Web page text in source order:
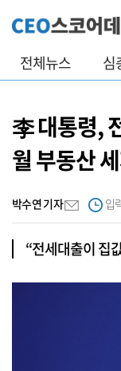
전체뉴스 심
李 대통령,
월 부동산
박수연 기자 입
“전세대출이 집